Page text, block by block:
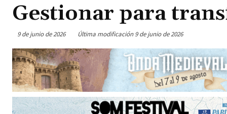
Gestionar para
9 de junio de 2026 Última modificación 9 de junio de 2026